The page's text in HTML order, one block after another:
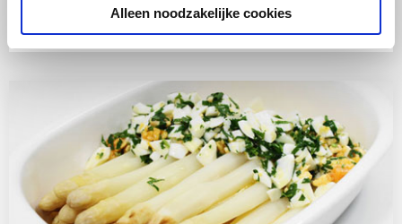
Alleen noodzakelijke cookies
Geroosterde tomatensoep